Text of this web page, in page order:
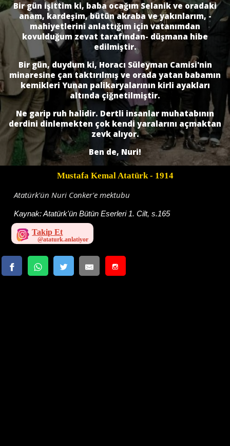
Bir gün işittim ki, baba ocağım Selanik ve oradaki
anam, kardeşim, bütün akraba ve yakınlarım, -
mahiyetlerini anlattığım için vatanımdan
kovulduğum zevat tarafından- düşmana hibe
edilmiştir.
Bir gün, duydum ki, Horacı Süleyman Camisi'nin
minaresine çan taktırılmış ve orada yatan babamın
kemikleri Yunan palikaryalarının kirli ayakları
altında çiğnetilmiştir.
Ne garip ruh halidir. Dertli insanlar muhatabının
derdini dinlemekten çok kendi yaralarını açmaktan
zevk alıyor.
Ben de, Nuri!
Mustafa Kemal Atatürk- 1914
Atatürk'ün Nuri Conker'e mektubu
Kaynak:Atatürk'ün Bütün Eserleri 1. Cilt, s.165
Takip Et